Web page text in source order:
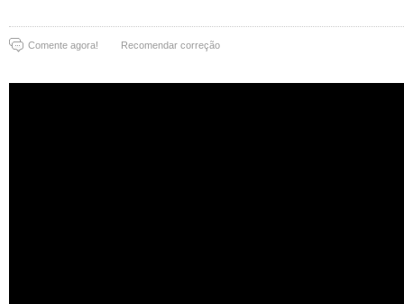
Comente agora! Recomendar correção